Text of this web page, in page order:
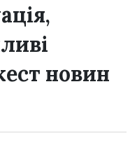
новин